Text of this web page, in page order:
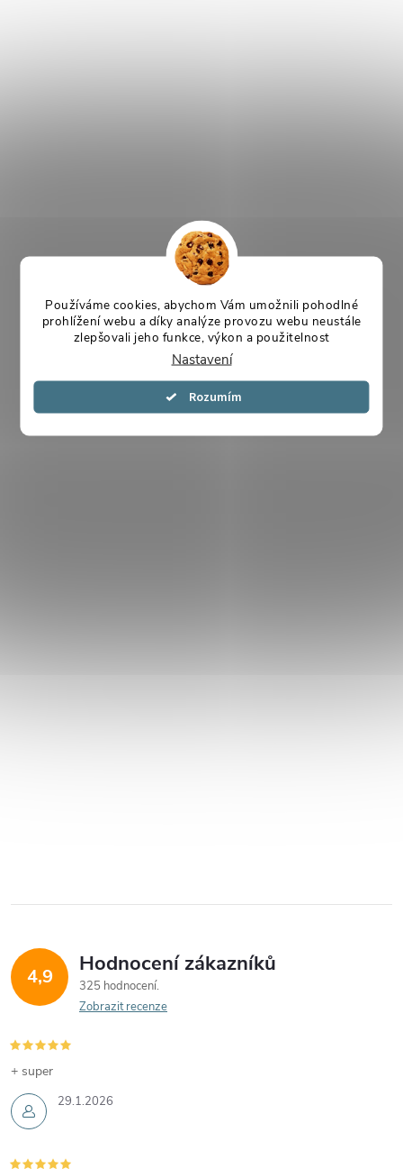
Používáme cookies, abychom Vám umožnili pohodlné
prohlížení webu a díky analýze provozu webu neustále
zlepšovali jeho funkce, výkon a použitelnost
Nastavení
Souhlasím
4,9 Hodnocení zákazníků
325 hodnocení
Zobrazit recenze
29.1.2026
+ super